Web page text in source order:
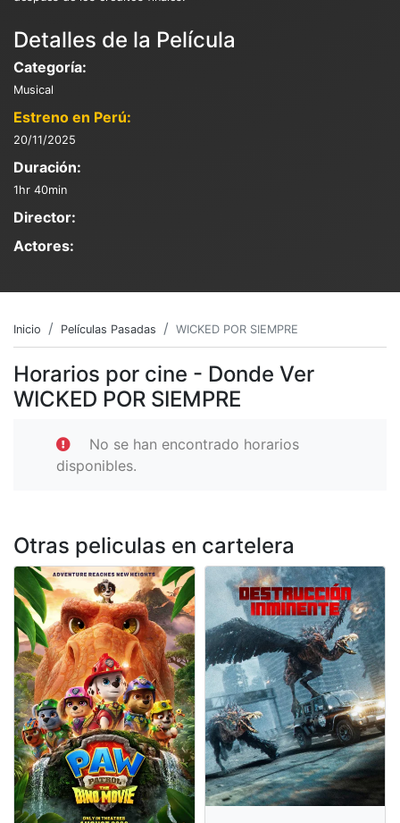
Detalles de la Película
Categoría:
Musical
Estreno en Perú:
20/11/2025
Duración:
1hr 40min
Director:
Actores:
Inicio Películas Pasadas WICKED POR SIEMPRE
Horarios por cine - Donde Ver
WICKED POR SIEMPRE
No se han encontrado horarios
disponibles.
Otras peliculas en cartelera